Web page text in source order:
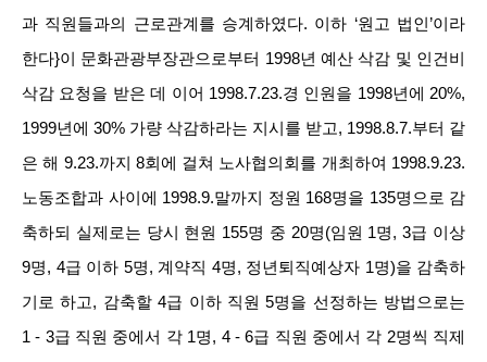
과 직원들과의 근로관계를 승계하였다. 이하 ‘원고 법인’이라
한다}이 문화관광부장관으로부터 1998년 예산 삭감 및 인건비
삭감 요청을 받은 데 이어 1998.7.23.경 인원을 1998년에 20%,
1999년에 30% 가량 삭감하라는 지시를 받고, 1998.8.7.부터 같
은 해 9.23.까지 8회에 걸쳐 노사협의회를 개최하여 1998.9.23.
노동조합과 사이에 1998.9.말까지 정원 168명을 135명으로 감
축하되 실제로는 당시 현원 155명 중 20명(임원 1명, 3급 이상
9명, 4급 이하 5명, 계약직 4명, 정년퇴직예상자 1명)을 감축하
기로 하고, 감축할 4급 이하 직원 5명을 선정하는 방법으로는
1 - 3급 직원 중에서 각 1명, 4 - 6급 직원 중에서 각 2명씩 직제